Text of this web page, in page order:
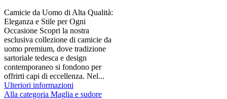
Camicie da Uomo di Alta Qualità:
Eleganza e Stile per Ogni
Occasione Scopri la nostra
esclusiva collezione di camicie da
uomo premium, dove tradizione
sartoriale tedesca e design
contemporaneo si fondono per
offrirti capi di eccellenza. Nel...
Ulteriori informazioni
Alla categoria Maglia e sudore